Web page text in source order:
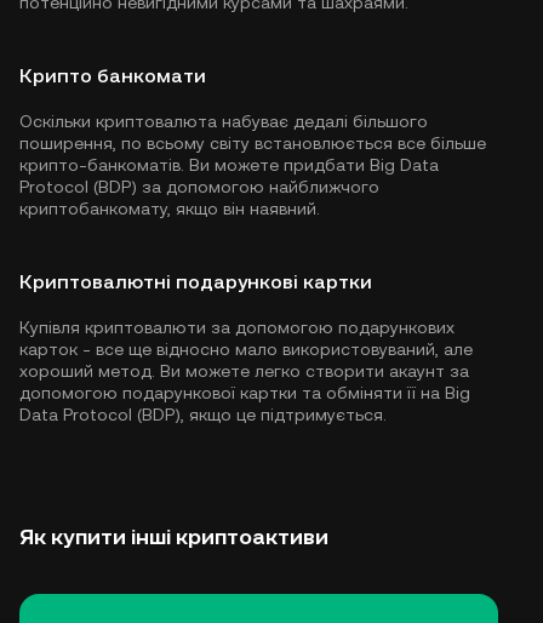
Крипто банкомати
Оскільки криптовалюта набуває дедалі більшого
поширення, по всьому світу встановлюється все більше
крипто-банкоматів. Ви можете придбати Big Data
Protocol (BDP) за допомогою найближчого
криптобанкомату, якщо він наявний.
Криптовалютні подарункові картки
Купівля криптовалюти за допомогою подарункових
карток - все ще відносно мало використовуваний, але
хороший метод. Ви можете легко створити акаунт за
допомогою подарункової картки та обміняти її на Big
Data Protocol (BDP), якщо це підтримується.
Як купити інші криптоактиви